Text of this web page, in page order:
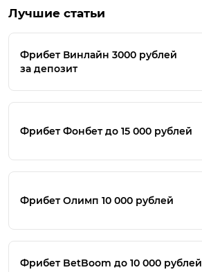
Лучшие статьи
Фрибет Винлайн 3000 рублей
за депозит
Фрибет Фонбет до 15 000 рублей
Фрибет Олимп 10 000 рублей
Фрибет BetBoom до 10 000 рублей